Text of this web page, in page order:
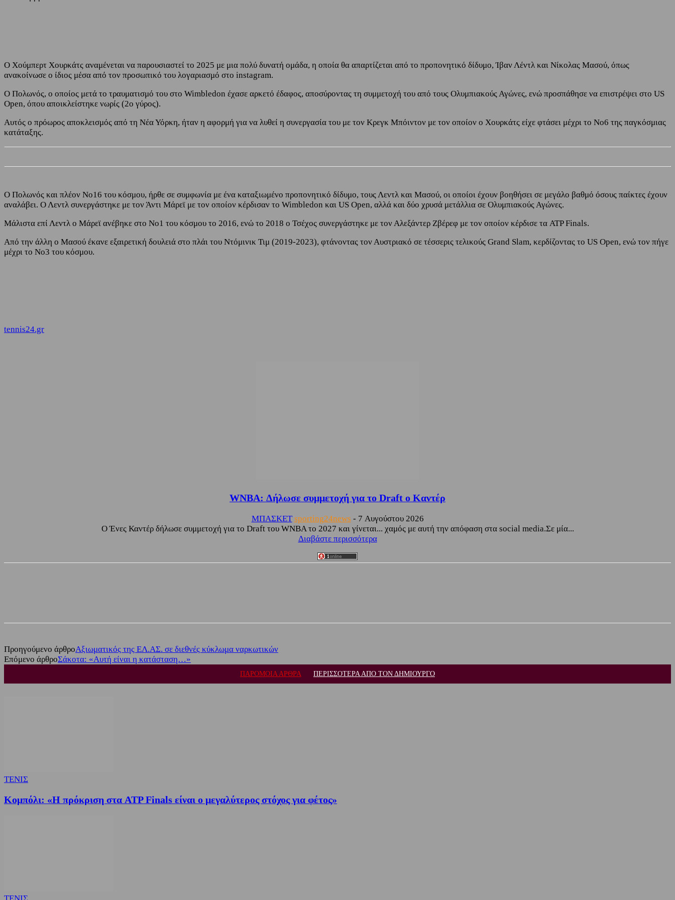
Ο Χούμπερτ Χουρκάτς αναμένεται να παρουσιαστεί το 2025 με μια πολύ δυνατή ομάδα, η οποία θα απαρτίζεται από το προπονητικό δίδυμο, Ίβαν Λέντλ και Νίκολας Μασού, όπως
ανακοίνωσε ο ίδιος μέσα από τον προσωπικό του λογαριασμό στο instagram.
Ο Πολωνός, ο οποίος μετά το τραυματισμό του στο Wimbledon έχασε αρκετό έδαφος, αποσύροντας τη συμμετοχή του από τους Ολυμπιακούς Αγώνες, ενώ προσπάθησε να επιστρέψει στο US
Open, όπου αποικλείστηκε νωρίς (2ο γύρος).
Αυτός ο πρόωρος αποκλεισμός από τη Νέα Υόρκη, ήταν η αφορμή για να λυθεί η συνεργασία του με τον Κρεγκ Μπόιντον με τον οποίον ο Χουρκάτς είχε φτάσει μέχρι το Νο6 της παγκόσμιας
κατάταξης.
Ο Πολωνός και πλέον Νο16 του κόσμου, ήρθε σε συμφωνία με ένα καταξιωμένο προπονητικό δίδυμο, τους Λεντλ και Μασού, οι οποίοι έχουν βοηθήσει σε μεγάλο βαθμό όσους παίκτες έχουν
αναλάβει. Ο Λεντλ συνεργάστηκε με τον Άντι Μάρεϊ με τον οποίον κέρδισαν το Wimbledon και US Open, αλλά και δύο χρυσά μετάλλια σε Ολυμπιακούς Αγώνες.
Μάλιστα επί Λεντλ ο Μάρεϊ ανέβηκε στο Νο1 του κόσμου το 2016, ενώ το 2018 ο Τσέχος συνεργάστηκε με τον Αλεξάντερ Ζβέρεφ με τον οποίον κέρδισε τα ATP Finals.
Από την άλλη ο Μασού έκανε εξαιρετική δουλειά στο πλάι του Ντόμινικ Τιμ (2019-2023), φτάνοντας τον Αυστριακό σε τέσσερις τελικούς Grand Slam, κερδίζοντας το US Open, ενώ τον πήγε
μέχρι το Νο3 του κόσμου.
tennis24.gr
WNBA: Δήλωσε συμμετοχή για το Draft ο Καντέρ
ΜΠΑΣΚΕΤ sporting24news - 7 Αυγούστου 2026
Ο Ένες Καντέρ δήλωσε συμμετοχή για το Draft του WNBA το 2027 και γίνεται... χαμός με αυτή την απόφαση στα social media.Σε μία...
Διαβάστε περισσότερα
Προηγούμενο άρθροΑξιωματικός της ΕΛ.ΑΣ. σε διεθνές κύκλωμα ναρκωτικών
Επόμενο άρθροΣάκοτα: «Αυτή είναι η κατάσταση…»
ΠΑΡΟΜΟΙΑ ΑΡΘΡΑ ΠΕΡΙΣΣΟΤΕΡΑ ΑΠΟ ΤΟΝ ΔΗΜΙΟΥΡΓΟ
ΤΕΝΙΣ
Κομπόλι: «Η πρόκριση στα ATP Finals είναι ο μεγαλύτερος στόχος για φέτος»